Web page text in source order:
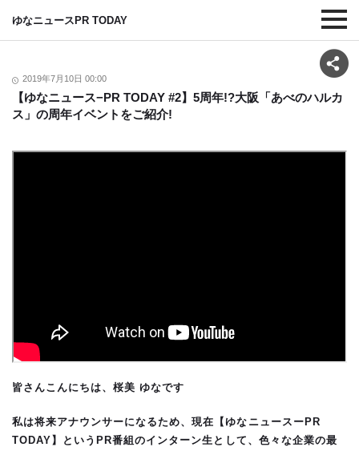
ゆなニュースPR TODAY
2019年7月10日 00:00
【ゆなニュース−PR TODAY #2】5周年!?大阪「あべのハルカ
ス」の周年イベントをご紹介!
皆さんこんにちは、桜美 ゆなです
私は将来アナウンサーになるため、現在【ゆなニュースーPR
TODAY】というPR番組のインターン生として、色々な企業の最